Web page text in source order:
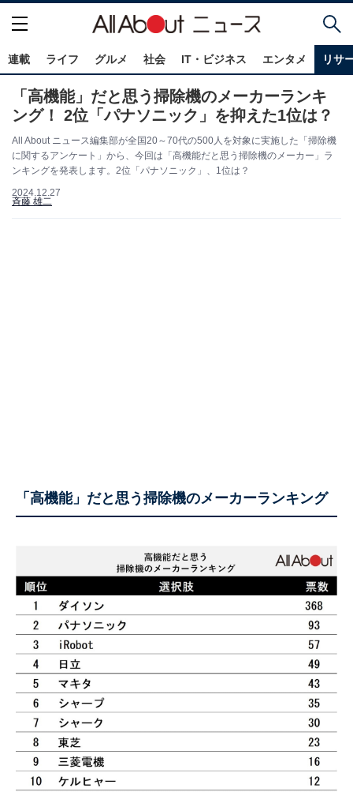
連載 ライフ グルメ 社会 IT・ビジネス エンタメ リサ
「高機能」だと思う掃除機のメーカーランキ
ング！ 2位「パナソニック」を抑えた1位は？
All About ニュース編集部が全国20～70代の500人を対象に実施した「掃除機
に関するアンケート」から、今回は「高機能だと思う掃除機のメーカー」ラ
ンキングを発表します。2位「パナソニック」、1位は？
2024.12.27
斉藤 雄二
「高機能」だと思う掃除機のメーカーランキング